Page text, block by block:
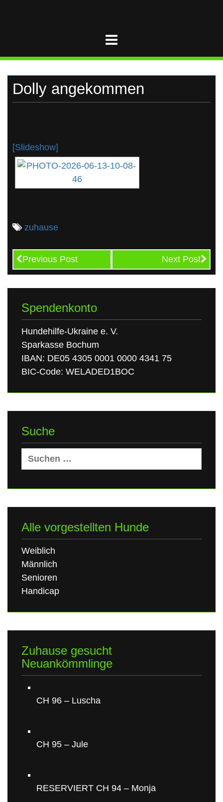
Dolly angekommen
[Slideshow]
zuhause
Previous Post Next Post
Spendenkonto
Hundehilfe-Ukraine e. V.
Sparkasse Bochum
IBAN: DE05 4305 0001 0000 4341 75
BIC-Code: WELADED1BOC
Suche
Suchen
nach:
Alle vorgestellten Hunde
Weiblich
Männlich
Senioren
Handicap
Zuhause gesucht
Neuankömmlinge
CH 96 – Luscha
CH 95 – Jule
RESERVIERT CH 94 – Monja